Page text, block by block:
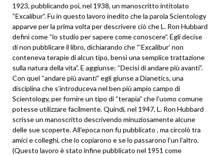
1923, pubblicando poi, nel 1938, un manoscritto intitolato
“Excalibur”. Fu in questo lavoro inedito che la parola Scientology
apparve per la prima volta per descrivere ciò che L. Ron Hubbard
definì come “lo studio per sapere come conoscere”. Egli decise
di non pubblicare il libro, dichiarando che “‘Excalibur’ non
conteneva terapie di alcun tipo, bensì una semplice trattazione
sulla natura della vita”. E aggiunse: “Decisi di andare più avanti”.
Con quel “andare più avanti” egli giunse a Dianetics, una
disciplina che s’introduceva nel ben più ampio campo di
Scientology, per fornire un tipo di “terapia” che l’uomo comune
potesse utilizzare facilmente. Quindi, nel 1947, L. Ron Hubbard
scrisse un manoscritto descrivendo minuziosamente alcune
delle sue scoperte. All’epoca non fu pubblicato , ma circolò tra
amici e colleghi, che lo copiarono e se lo passarono l’un l’altro.
(Questo lavoro è stato infine pubblicato nel 1951 come